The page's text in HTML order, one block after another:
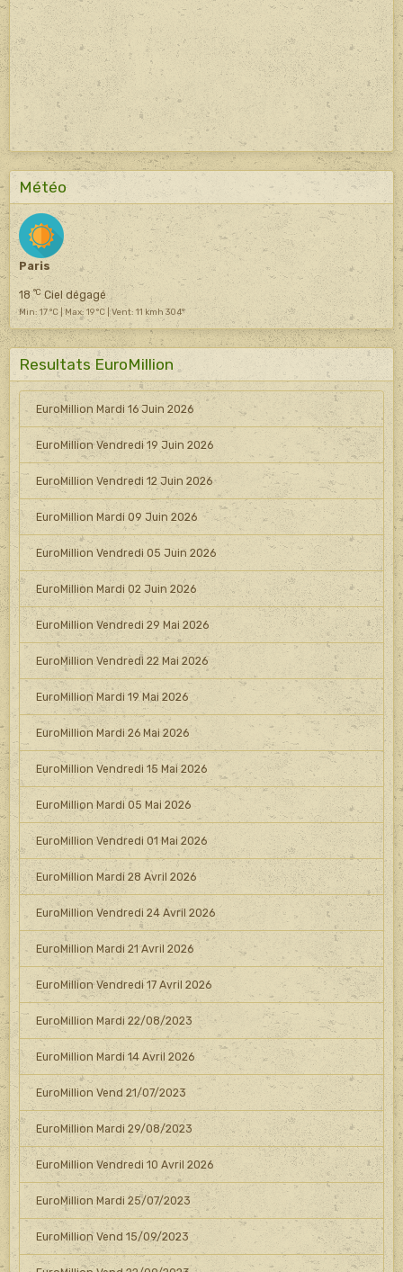
Météo
Paris
18 °C Ciel dégagé
Min: 17 °C | Max: 19 °C | Vent: 11 kmh 304°
Resultats EuroMillion
EuroMillion Mardi 16 Juin 2026
EuroMillion Vendredi 19 Juin 2026
EuroMillion Vendredi 12 Juin 2026
EuroMillion Mardi 09 Juin 2026
EuroMillion Vendredi 05 Juin 2026
EuroMillion Mardi 02 Juin 2026
EuroMillion Vendredi 29 Mai 2026
EuroMillion Vendredi 22 Mai 2026
EuroMillion Mardi 19 Mai 2026
EuroMillion Mardi 26 Mai 2026
EuroMillion Vendredi 15 Mai 2026
EuroMillion Mardi 05 Mai 2026
EuroMillion Vendredi 01 Mai 2026
EuroMillion Mardi 28 Avril 2026
EuroMillion Vendredi 24 Avril 2026
EuroMillion Mardi 21 Avril 2026
EuroMillion Vendredi 17 Avril 2026
EuroMillion Mardi 22/08/2023
EuroMillion Mardi 14 Avril 2026
EuroMillion Vend 21/07/2023
EuroMillion Mardi 29/08/2023
EuroMillion Vendredi 10 Avril 2026
EuroMillion Mardi 25/07/2023
EuroMillion Vend 15/09/2023